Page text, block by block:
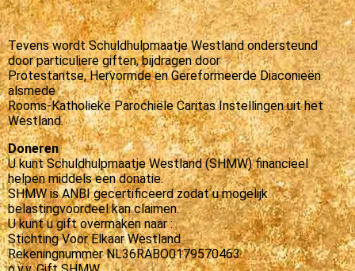
Tevens wordt Schuldhulpmaatje Westland ondersteund
door particuliere giften, bijdragen door
Protestantse, Hervormde en Gereformeerde Diaconieën
alsmede
Rooms-Katholieke Parochiële Caritas Instellingen uit het
Westland.
Doneren
U kunt Schuldhulpmaatje Westland (SHMW) financieel
helpen middels een donatie.
SHMW is ANBI gecertificeerd zodat u mogelijk
belastingvoordeel kan claimen.
U kunt u gift overmaken naar :
Stichting Voor Elkaar Westland
Rekeningnummer NL36RABO0179570463